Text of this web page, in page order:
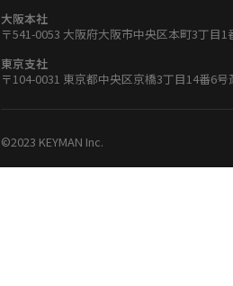
大阪本社
〒541-0053 大阪府大阪市中央区本町3丁目
東京支社
〒104-0031 東京都中央区京橋3丁目14番6
©2023 KEYMAN Inc.